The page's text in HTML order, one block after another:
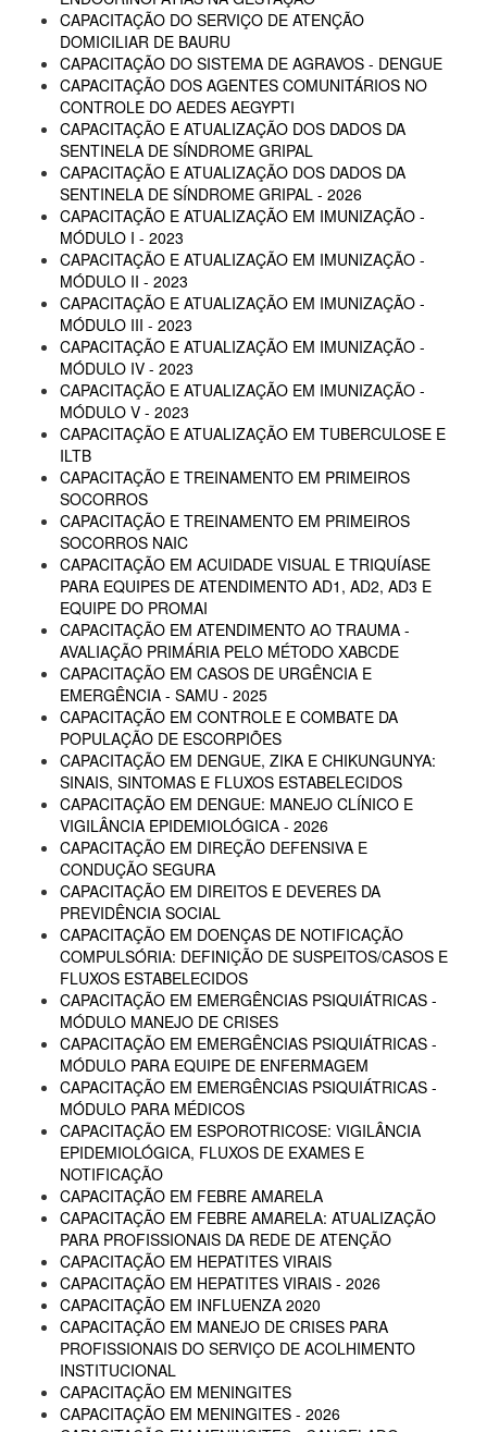
CAPACITAÇÃO DO SERVIÇO DE ATENÇÃO
DOMICILIAR DE BAURU
CAPACITAÇÃO DO SISTEMA DE AGRAVOS - DENGUE
CAPACITAÇÃO DOS AGENTES COMUNITÁRIOS NO
CONTROLE DO AEDES AEGYPTI
CAPACITAÇÃO E ATUALIZAÇÃO DOS DADOS DA
SENTINELA DE SÍNDROME GRIPAL
CAPACITAÇÃO E ATUALIZAÇÃO DOS DADOS DA
SENTINELA DE SÍNDROME GRIPAL - 2026
CAPACITAÇÃO E ATUALIZAÇÃO EM IMUNIZAÇÃO -
MÓDULO I - 2023
CAPACITAÇÃO E ATUALIZAÇÃO EM IMUNIZAÇÃO -
MÓDULO II - 2023
CAPACITAÇÃO E ATUALIZAÇÃO EM IMUNIZAÇÃO -
MÓDULO III - 2023
CAPACITAÇÃO E ATUALIZAÇÃO EM IMUNIZAÇÃO -
MÓDULO IV - 2023
CAPACITAÇÃO E ATUALIZAÇÃO EM IMUNIZAÇÃO -
MÓDULO V - 2023
CAPACITAÇÃO E ATUALIZAÇÃO EM TUBERCULOSE E
ILTB
CAPACITAÇÃO E TREINAMENTO EM PRIMEIROS
SOCORROS
CAPACITAÇÃO E TREINAMENTO EM PRIMEIROS
SOCORROS NAIC
CAPACITAÇÃO EM ACUIDADE VISUAL E TRIQUÍASE
PARA EQUIPES DE ATENDIMENTO AD1, AD2, AD3 E
EQUIPE DO PROMAI
CAPACITAÇÃO EM ATENDIMENTO AO TRAUMA -
AVALIAÇÃO PRIMÁRIA PELO MÉTODO XABCDE
CAPACITAÇÃO EM CASOS DE URGÊNCIA E
EMERGÊNCIA - SAMU - 2025
CAPACITAÇÃO EM CONTROLE E COMBATE DA
POPULAÇÃO DE ESCORPIÕES
CAPACITAÇÃO EM DENGUE, ZIKA E CHIKUNGUNYA:
SINAIS, SINTOMAS E FLUXOS ESTABELECIDOS
CAPACITAÇÃO EM DENGUE: MANEJO CLÍNICO E
VIGILÂNCIA EPIDEMIOLÓGICA - 2026
CAPACITAÇÃO EM DIREÇÃO DEFENSIVA E
CONDUÇÃO SEGURA
CAPACITAÇÃO EM DIREITOS E DEVERES DA
PREVIDÊNCIA SOCIAL
CAPACITAÇÃO EM DOENÇAS DE NOTIFICAÇÃO
COMPULSÓRIA: DEFINIÇÃO DE SUSPEITOS/CASOS E
FLUXOS ESTABELECIDOS
CAPACITAÇÃO EM EMERGÊNCIAS PSIQUIÁTRICAS -
MÓDULO MANEJO DE CRISES
CAPACITAÇÃO EM EMERGÊNCIAS PSIQUIÁTRICAS -
MÓDULO PARA EQUIPE DE ENFERMAGEM
CAPACITAÇÃO EM EMERGÊNCIAS PSIQUIÁTRICAS -
MÓDULO PARA MÉDICOS
CAPACITAÇÃO EM ESPOROTRICOSE: VIGILÂNCIA
EPIDEMIOLÓGICA, FLUXOS DE EXAMES E
NOTIFICAÇÃO
CAPACITAÇÃO EM FEBRE AMARELA
CAPACITAÇÃO EM FEBRE AMARELA: ATUALIZAÇÃO
PARA PROFISSIONAIS DA REDE DE ATENÇÃO
CAPACITAÇÃO EM HEPATITES VIRAIS
CAPACITAÇÃO EM HEPATITES VIRAIS - 2026
CAPACITAÇÃO EM INFLUENZA 2020
CAPACITAÇÃO EM MANEJO DE CRISES PARA
PROFISSIONAIS DO SERVIÇO DE ACOLHIMENTO
INSTITUCIONAL
CAPACITAÇÃO EM MENINGITES
CAPACITAÇÃO EM MENINGITES - 2026